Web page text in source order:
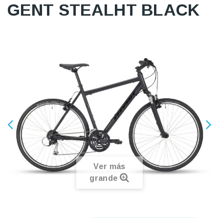
GENT STEALHT BLACK
Ver más
grande